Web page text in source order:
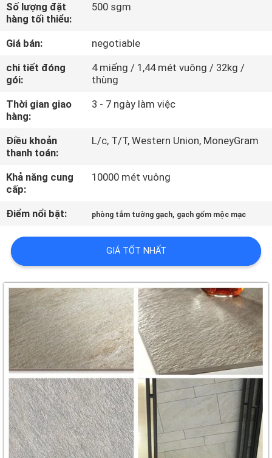
CHUYẾN
THAM
QUAN
NHÀ
MÁY
KIỂM
SOÁT
CHẤT
LƯỢNG
LIÊN
HỆ
VỚI
CHÚNG
TÔI
YÊU
CẦU
ĐẶT
GIÁ
Số lượng đặt
hàng tối thiểu:
500 sgm
Giá bán:
negotiable
chi tiết đóng
gói:
4 miếng / 1,44 mét vuông / 32kg /
thùng
Thời gian giao
hàng:
3 - 7 ngày làm việc
Điều khoản
thanh toán:
L/c, T/T, Western Union, MoneyGram
Khả năng cung
cấp:
10000 mét vuông
Điểm nổi bật: phòng tắm tường gạch, gạch gốm mộc mạc
GIÁ TỐT NHẤT